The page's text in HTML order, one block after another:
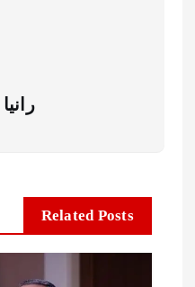
رانيا مجدي
Related Posts